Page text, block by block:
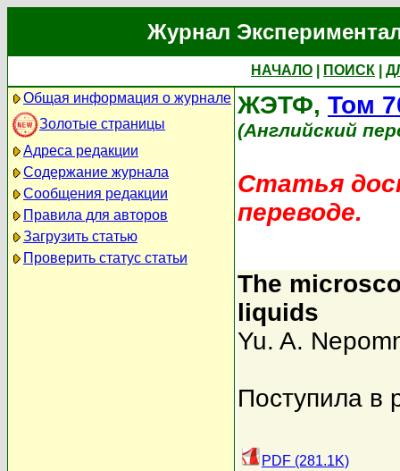
Журнал
НАЧАЛО ПОИСК
Общая информация о журнале
Золотые страницы
Адреса редакции
Содержание журнала
Сообщения редакции
Правила для авторов
Загрузить статью
Проверить статус статьи
ЖЭТФ, Том
(Английский
Статья
переводе.
The
liquids
Yu. A.
Поступила в
PDF (281.1K)